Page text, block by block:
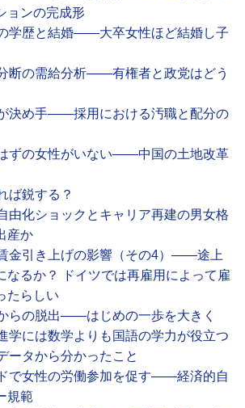
ョンの完成形
学歴と結婚――大卒女性ほど結婚し子
断の需給分析――有権者と政党はどう
決め手――採用における汚職と配分の
ずの女性がいない――中国の土地改革
鋭する？
化ショックとキャリア再建の男女格
産か
金引き上げの影響（その4）――途上
なるか？ ドイツでは再雇用によって雇
たらしい
らの脱出――はじめの一歩を大きく
には数学よりも国語の学力が役立つ
タから分かったこと
で女性の労働参加を促す――経済的自
規範